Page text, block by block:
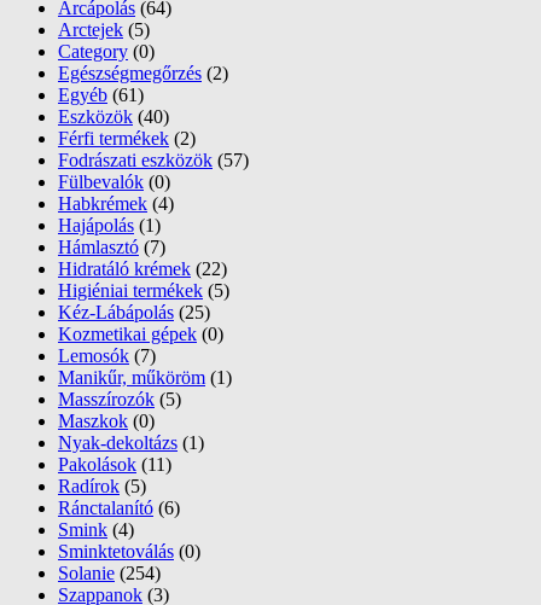
Arcápolás (64)
Arctejek (5)
Category (0)
Egészségmegőrzés (2)
Egyéb (61)
Eszközök (40)
Férfi termékek (2)
Fodrászati eszközök (57)
Fülbevalók (0)
Habkrémek (4)
Hajápolás (1)
Hámlasztó (7)
Hidratáló krémek (22)
Higiéniai termékek (5)
Kéz-Lábápolás (25)
Kozmetikai gépek (0)
Lemosók (7)
Manikűr, műköröm (1)
Masszírozók (5)
Maszkok (0)
Nyak-dekoltázs (1)
Pakolások (11)
Radírok (5)
Ránctalanító (6)
Smink (4)
Sminktetoválás (0)
Solanie (254)
Szappanok (3)